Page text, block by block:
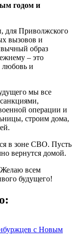
годом и
для Приволжского
вызовов и
образ
– это
любовь и
мы все
операции и
строим дома,
в зоне СВО. Пусть
вернутся домой.
всем
будущего!
с Новым